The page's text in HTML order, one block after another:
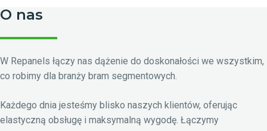
O nas
W Repanels łączy nas dążenie do doskonałości we wszystkim,
co robimy dla branży bram segmentowych.
Każdego dnia jesteśmy blisko naszych klientów, oferując
elastyczną obsługę i maksymalną wygodę. Łączymy